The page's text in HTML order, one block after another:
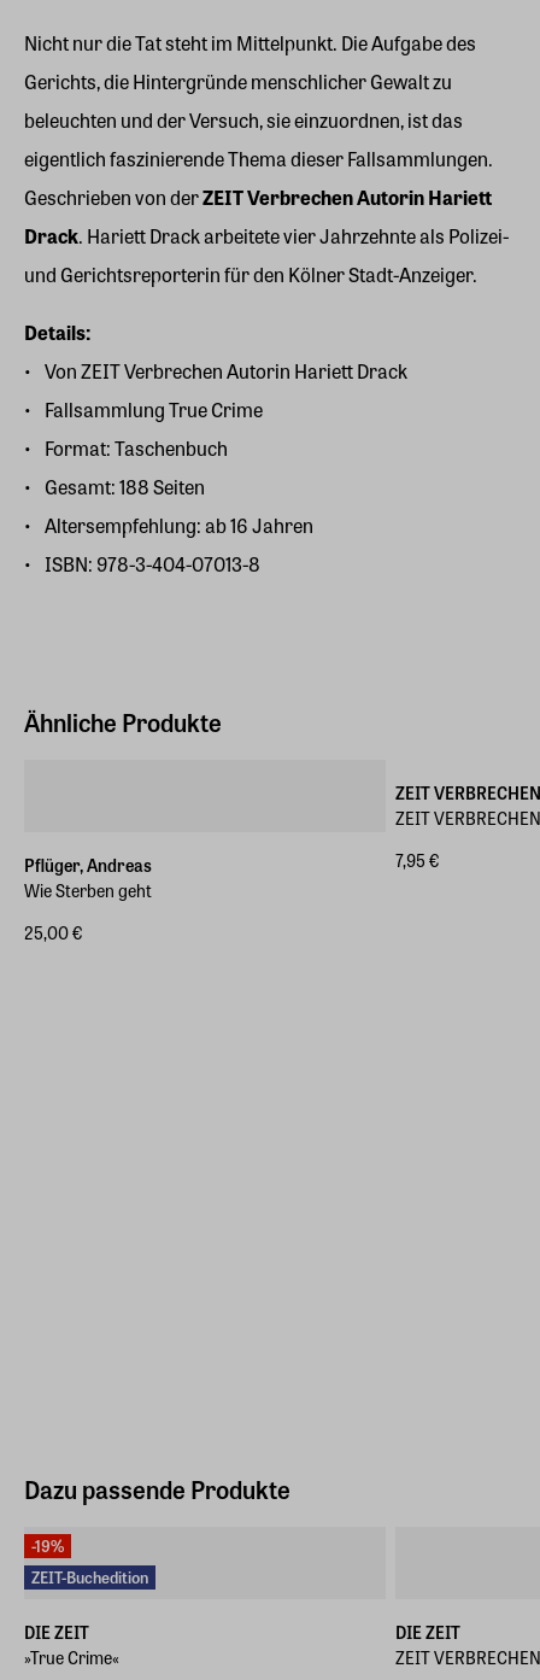
Nicht nur die Tat steht im Mittelpunkt. Die Aufgabe des
Gerichts, die Hintergründe menschlicher Gewalt zu
beleuchten und der Versuch, sie einzuordnen, ist das
eigentlich faszinierende Thema dieser Fallsammlungen.
Geschrieben von derZEIT Verbrechen Autorin Hariett
Drack. Hariett Drack arbeitete vier Jahrzehnte als Polizei-
und Gerichtsreporterin für den Kölner Stadt-Anzeiger.
Details:
Von ZEIT Verbrechen Autorin Hariett Drack
Fallsammlung True Crime
Format: Taschenbuch
Gesamt: 188 Seiten
Altersempfehlung: ab 16 Jahren
ISBN: 978-3-404-07013-8
Ähnliche Produkte
Pflüger, Andreas
Wie Sterben geht
25,00 €
ZEIT VERBRECHEN
ZEIT
7,95 €
Dazu passende Produkte
-19%
ZEIT-Buchedition
DIE ZEIT
»True Crime«
DIE ZEIT
ZEIT